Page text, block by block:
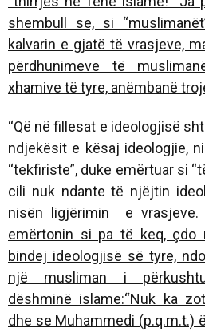
shembull se, si
kalvarin e gjatë të vrasjeve,
përdhunimeve të
xhamive të tyre, anëmbanë
“Që në fillesat e ideologjisë
ndjekësit e kësaj ideologjie,
“tekfiriste”, duke emërtuar si
cili nuk ndante të njëjtin
nisën ligjërimin e vrasjeve.
emërtonin si pa të keq,
bindej ideologjisë së tyre,
një musliman i
dëshminë islame:“Nuk ka
dhe se Muhammedi (p.q.m.t.)